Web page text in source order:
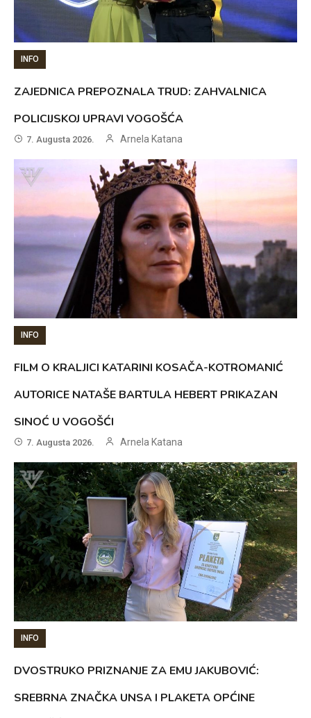
INFO
ZAJEDNICA PREPOZNALA TRUD: ZAHVALNICA
POLICIJSKOJ UPRAVI VOGOŠĆA
7. Augusta 2026. Arnela Katana
INFO
FILM O KRALJICI KATARINI KOSAČA-KOTROMANIĆ
AUTORICE NATAŠE BARTULA HEBERT PRIKAZAN
SINOĆ U VOGOŠĆI
7. Augusta 2026. Arnela Katana
INFO
DVOSTRUKO PRIZNANJE ZA EMU JAKUBOVIĆ:
SREBRNA ZNAČKA UNSA I PLAKETA OPĆINE